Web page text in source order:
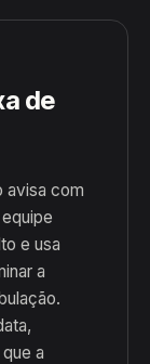
de
avisa com
e usa
a
a